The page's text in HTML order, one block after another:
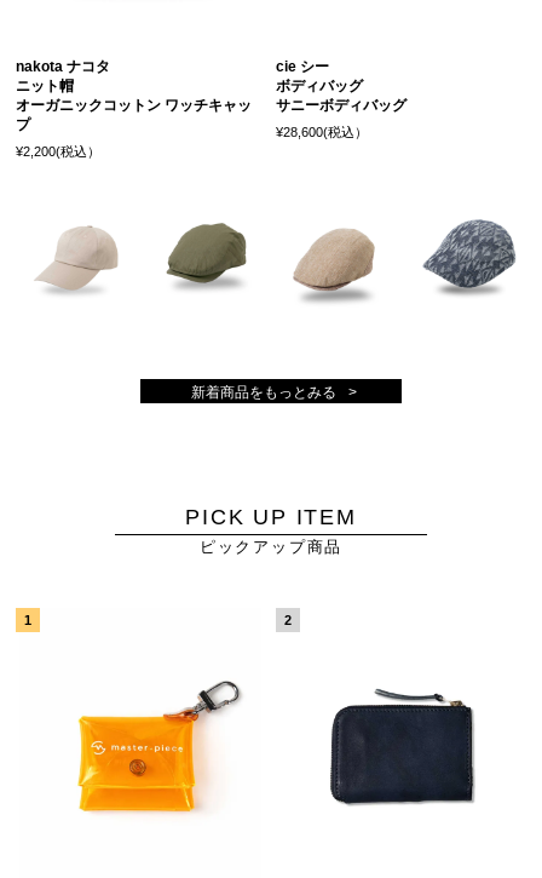
nakota ナコタ
ニット帽
オーガニックコットン ワッチキャッ
プ
¥2,200(税込）
cie シー
ボディバッグ
サニーボディバッグ
¥28,600(税込）
新着商品をもっとみる
PICK UP ITEM
ピックアップ商品